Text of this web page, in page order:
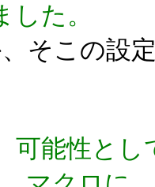
た。
そこの設
可能性と